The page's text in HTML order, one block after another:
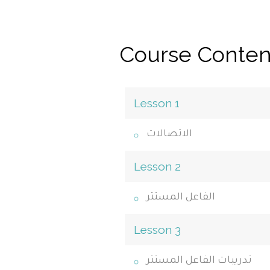
Course
Lesson 1
الاتصالات
Lesson 2
الفاعل المستتر
Lesson 3
تدريبات الفاعل المستتر